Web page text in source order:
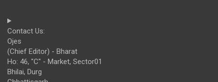
Contact Us:
Ojes
(Chief Editor) - Bharat
Ho: 46, "C" - Market, Sector01
Bhilai, Durg